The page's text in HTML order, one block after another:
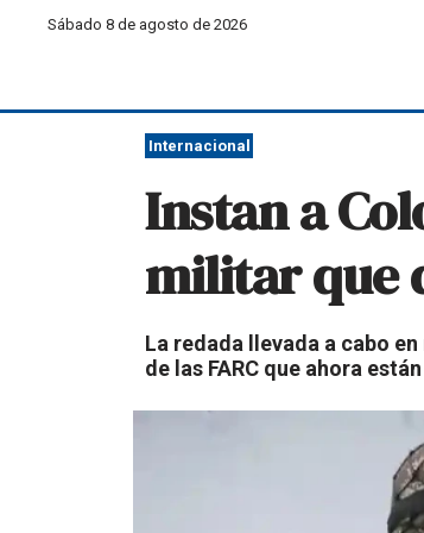
Sábado 8 de agosto de 2026
Internacional
Instan a
militar que
La redada llevada a cabo
de las FARC que ahora